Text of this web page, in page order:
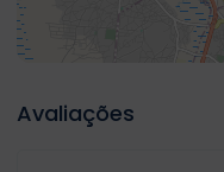
Avaliações